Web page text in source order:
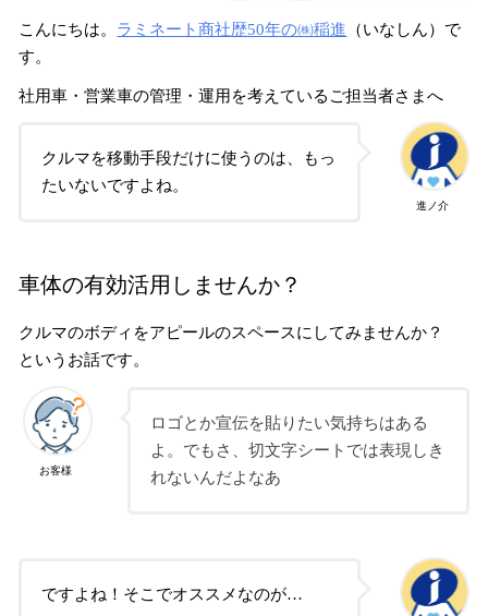
こんにちは。 ラミネート商社歴50年の㈱稲進 （いなしん）で
す。
社用車・営業車の管理・運用を考えているご担当者さまへ
進ノ介
クルマを移動手段だけに使うのは、もっ
たいないですよね。
車体の有効活用しませんか？
クルマのボディをアピールのスペースにしてみませんか？
というお話です。
お客様
ロゴとか宣伝を貼りたい気持ちはある
よ。でもさ、切文字シートでは表現しき
れないんだよなあ
ですよね！そこでオススメなのが…